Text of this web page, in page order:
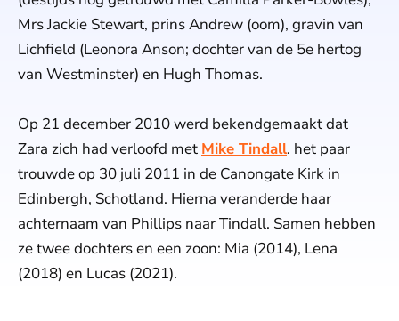
Mrs Jackie Stewart, prins Andrew (oom), gravin van
Lichfield (Leonora Anson; dochter van de 5e hertog
van Westminster) en Hugh Thomas.
Op 21 december 2010 werd bekendgemaakt dat
Zara zich had verloofd met Mike Tindall. het paar
trouwde op 30 juli 2011 in de Canongate Kirk in
Edinbergh, Schotland. Hierna veranderde haar
achternaam van Phillips naar Tindall. Samen hebben
ze twee dochters en een zoon: Mia (2014), Lena
(2018) en Lucas (2021).